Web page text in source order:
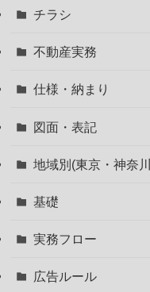
チラシ
不動産実務
仕様・納まり
図面・表記
地域別(東京・神奈
基礎
実務フロー
広告ルール